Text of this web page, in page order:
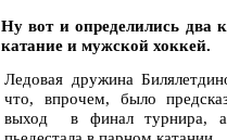
Ну вот и определились два
катание и мужской хоккей.
Ледовая дружина
что, впрочем, было
выход в финал турнира, а